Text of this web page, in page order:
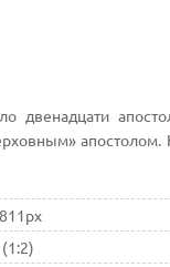
двенадцати